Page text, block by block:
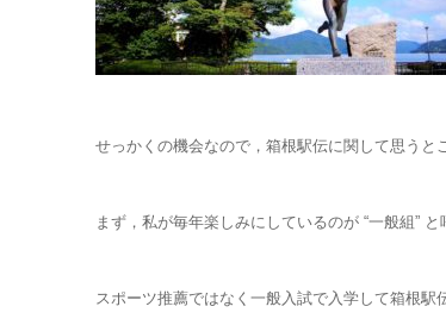
せっかくの機会なので，箱根駅伝に関して思うと
まず，私が毎年楽しみにしているのが “一般組”
スポーツ推薦ではなく一般入試で入学して箱根駅